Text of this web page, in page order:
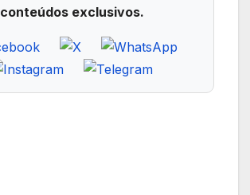
conteúdos exclusivos.